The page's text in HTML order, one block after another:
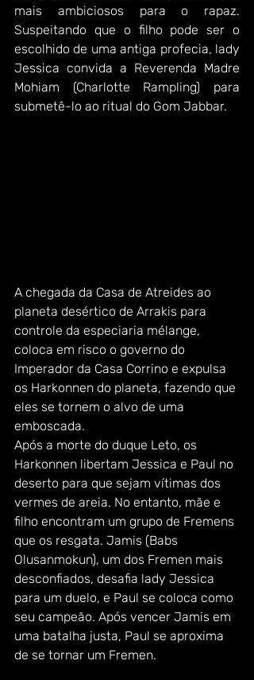
mais ambiciosos para o rapaz.
Suspeitando que o filho pode ser o
escolhido de uma antiga profecia, lady
Jessica convida a Reverenda Madre
Mohiam (Charlotte Rampling) para
submetê-lo ao ritual do Gom Jabbar.
A chegada da Casa de Atreides ao
planeta desértico de Arrakis para
controle da especiaria mélange,
coloca em risco o governo do
Imperador da Casa Corrino e expulsa
os Harkonnen do planeta, fazendo que
eles se tornem o alvo de uma
emboscada.
Após a morte do duque Leto, os
Harkonnen libertam Jessica e Paul no
deserto para que sejam vítimas dos
vermes de areia. No entanto, mãe e
filho encontram um grupo de Fremens
que os resgata. Jamis (Babs
Olusanmokun), um dos Fremen mais
desconfiados, desafia lady Jessica
para um duelo, e Paul se coloca como
seu campeão. Após vencer Jamis em
uma batalha justa, Paul se aproxima
de se tornar um Fremen.